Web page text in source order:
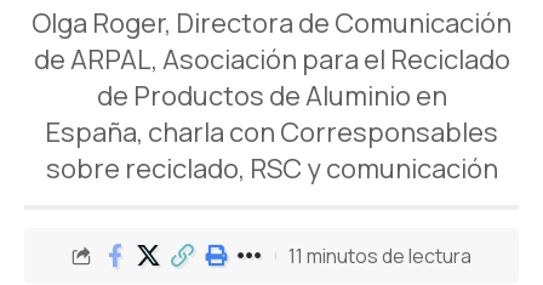
Olga Roger, Directora de Comunicación
de ARPAL, Asociación para el Reciclado
de Productos de Aluminio en
España, charla con Corresponsables
sobre reciclado, RSC y comunicación
11 minutos de lectura